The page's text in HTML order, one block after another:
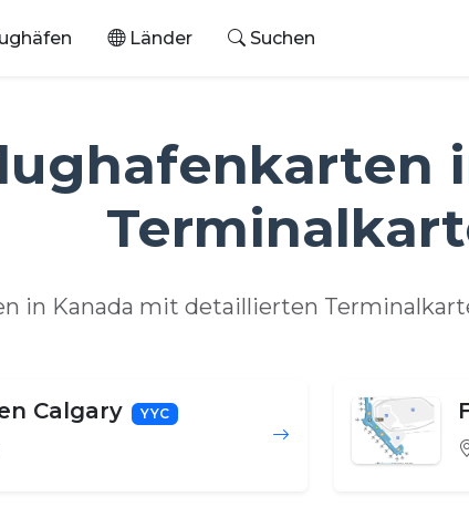
Länder Suchen
in Kanada mit detaillierten
Calgary YYC